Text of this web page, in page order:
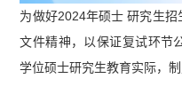
为做好2024年硕士 研究生
文件精神，以保证复试环节
学位硕士研究生教育实际，制